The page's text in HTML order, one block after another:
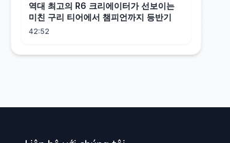
역대 최고의 R6 크리에이터가 선보이는
미친 구리 티어에서 챔피언까지 등반기
42:52